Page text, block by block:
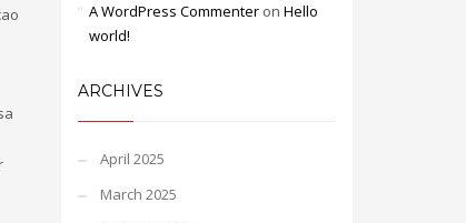
A WordPress Commenteron Hello
world!
ARCHIVES
April 2025
March 2025